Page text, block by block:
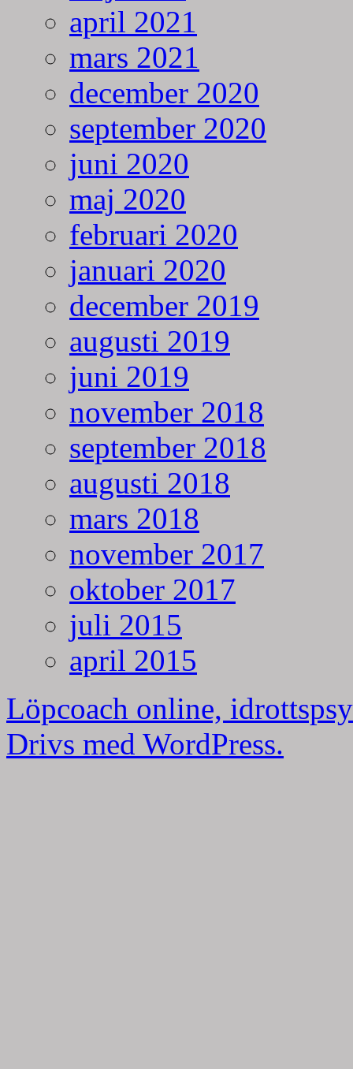
april 2021
mars 2021
december 2020
september 2020
juni 2020
maj 2020
februari 2020
januari 2020
december 2019
augusti 2019
juni 2019
november 2018
september 2018
augusti 2018
mars 2018
november 2017
oktober 2017
juli 2015
april 2015
Löpcoach online,
Drivs med WordPress.